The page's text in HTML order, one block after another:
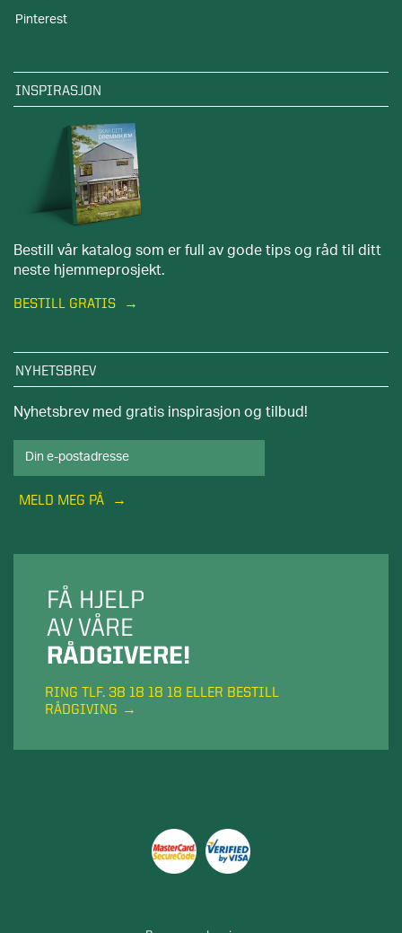
Pinterest
INSPIRASJON
Bestill vår katalog som er full av gode tips og råd til ditt
neste hjemmeprosjekt.
BESTILL GRATIS
NYHETSBREV
Nyhetsbrev med gratis inspirasjon og tilbud!
MELD MEG PÅ
FÅ HJELP
AV VÅRE
RÅDGIVERE!
RING TLF. 38 18 18 18 ELLER BESTILL
RÅDGIVING